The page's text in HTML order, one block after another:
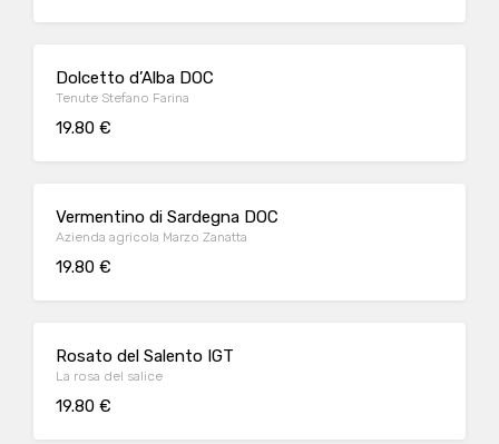
Dolcetto d’Alba DOC
Tenute Stefano Farina
19.80 €
Vermentino di Sardegna DOC
Azienda agricola Marzo Zanatta
19.80 €
Rosato del Salento IGT
La rosa del salice
19.80 €